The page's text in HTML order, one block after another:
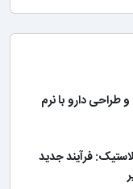
طراحی دارو با نرم
فرآیند جدید